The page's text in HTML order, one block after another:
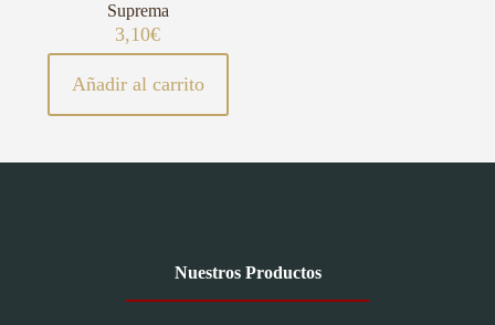
Suprema
3,10€
Añadir al carrito
Nuestros Productos